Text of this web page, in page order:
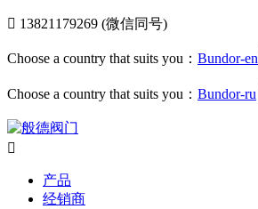
 13821179269 (微信同号)
Choose a country that suits you： Bundor-en
Choose a country that suits you： Bundor-ru

产品
经销商